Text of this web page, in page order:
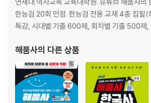
한능검 20회 만점. 한능검 전용 교재 4종 집필(
특강, 시대별 기출 600제, 회차별 기출 500제,
해품사의 다른 상품